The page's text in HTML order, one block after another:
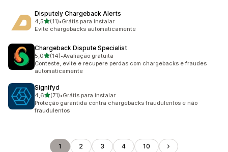
Disputely Chargeback Alerts
4,5de 5 estrelas
(11)
11 avaliações ao todo
•Grátis para instalar
Evite chargebacks automaticamente
Chargeback Dispute Specialist
5,0de 5 estrelas
(14)
14 avaliações ao todo
•Avaliação gratuita
Conteste, evite e recupere perdas com chargebacks e fraudes
automaticamente
Signifyd
4,6de 5 estrelas
(71)
71 avaliações ao todo
•Grátis para instalar
Proteção garantida contra chargebacks fraudulentos e não
fraudulentos
1 2 3 4 10